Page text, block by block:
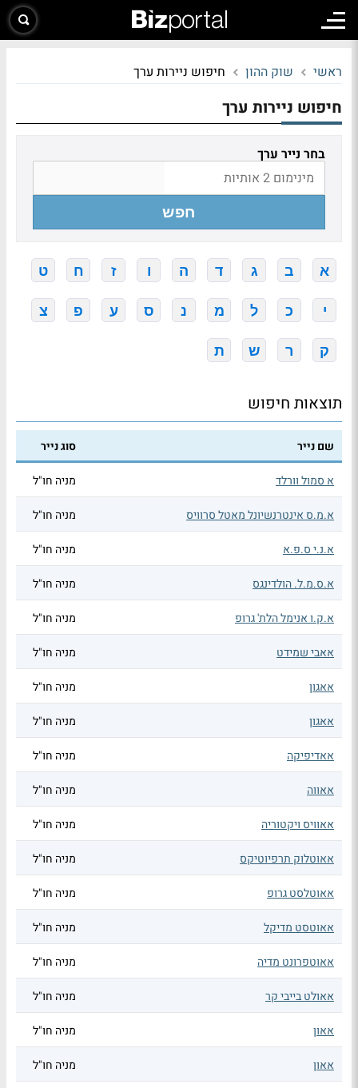
ראשי שוק ההון חיפוש ניירות ערך
חיפוש ניירות ערך
בחר נייר ערך
חפש
א ב ג ד ה ו ז ח ט
י כ ל מ נ ס ע פ צ
ק ר ש ת
תוצאות חיפוש
שם נייר סוג נייר
א סמול וורלד מניה חו"ל
א.מ.ס אינטרנשיונל מאטל סרוויס מניה חו"ל
א.נ.י ס.פ.א מניה חו"ל
א.ס.מ.ל. הולדינגס מניה חו"ל
א.ק.ו אנימל הלת' גרופ מניה חו"ל
אאבי שמידט מניה חו"ל
אאגון מניה חו"ל
אאגון מניה חו"ל
אאדיפיקה מניה חו"ל
אאווה מניה חו"ל
אאוויס ויקטוריה מניה חו"ל
אאוטלוק תרפיוטיקס מניה חו"ל
אאוטלסט גרופ מניה חו"ל
אאוטסט מדיקל מניה חו"ל
אאוטפרונט מדיה מניה חו"ל
אאולט בייבי קר מניה חו"ל
אאון מניה חו"ל
אאון מניה חו"ל